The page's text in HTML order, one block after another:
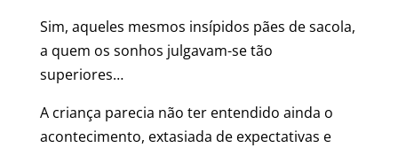
Sim, aqueles mesmos insípidos pães de sacola,
a quem os sonhos julgavam-se tão
superiores…
A criança parecia não ter entendido ainda o
acontecimento, extasiada de expectativas e